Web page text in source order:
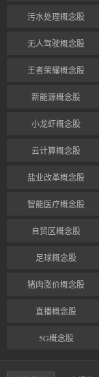
污水处理概念股
无人驾驶概念股
王者荣耀概念股
新能源概念股
小龙虾概念股
云计算概念股
盐业改革概念股
智能医疗概念股
自贸区概念股
足球概念股
猪肉涨价概念股
直播概念股
5G概念股